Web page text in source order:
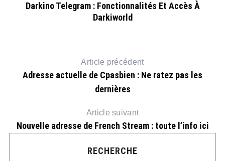
Darkino Telegram : Fonctionnalités Et Accès À
Darkiworld
Article précédent
Adresse actuelle de Cpasbien : Ne ratez pas les
dernières
Article suivant
Nouvelle adresse de French Stream : toute l’info ici
RECHERCHE